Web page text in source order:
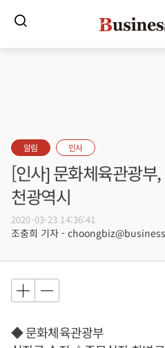
알림 인사
[인사] 문화체육관광부
천광역시
2020-03-23 14:36:41
조충희 기자 -
◆ 문화체육관광부